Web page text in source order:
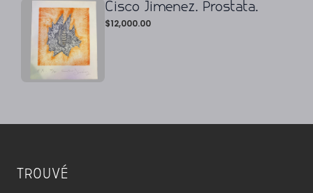
Cisco Jimenez. Prostata.
$12,000.00
TROUVÉ